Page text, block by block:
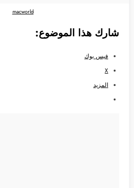
macworld
شارك هذا الموضوع:
فيس بوك
X
المزيد